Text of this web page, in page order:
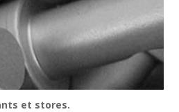
et stores.